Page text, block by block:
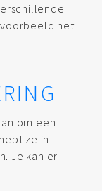
het
om een
ze in
Je kan er